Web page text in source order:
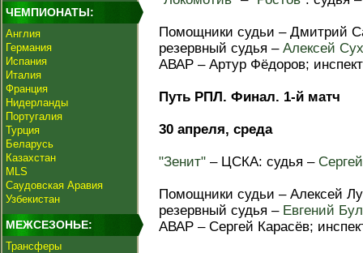
ЧЕМПИОНАТЫ:
Англия
Германия
Испания
Италия
Франция
Нидерланды
Португалия
Турция
Беларусь
Казахстан
MLS
Саудовская Аравия
Узбекистан
МЕЖСЕЗОНЬЕ:
Трансферы
Помощники судьи – Дмитрий
резервный судья – Алексей
АВАР – Артур Фёдоров;
Путь РПЛ. Финал. 1-й матч
30 апреля, среда
"Зенит" – ЦСКА: судья –
Помощники судьи – Алексей
резервный судья – Евгений
АВАР – Сергей Карасёв;